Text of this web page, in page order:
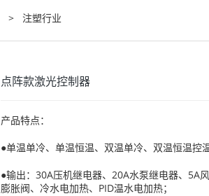
>
注塑行业
点阵款激光控制器
产品特点：
●单温单冷、单温恒温、双温单冷、双温恒温控
●输出：30A压机继电器、20A水泵继电器、5A
膨胀阀、冷水电加热、PID温水电加热；